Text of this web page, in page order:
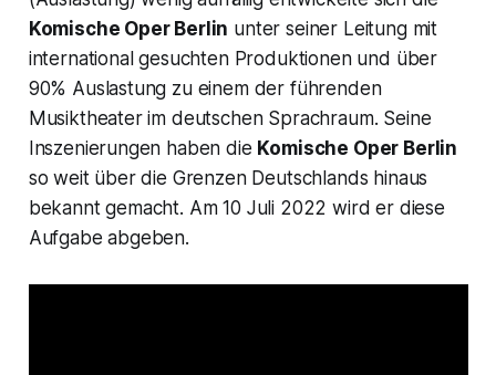
Komische Oper Berlin unter seiner Leitung mit
international gesuchten Produktionen und über
90% Auslastung zu einem der führenden
Musiktheater im deutschen Sprachraum. Seine
Inszenierungen haben die Komische Oper Berlin
so weit über die Grenzen Deutschlands hinaus
bekannt gemacht. Am 10 Juli 2022 wird er diese
Aufgabe abgeben.